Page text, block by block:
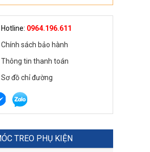
Hotline: 0964.196.611
Chính sách bảo hành
Thông tin thanh toán
Sơ đồ chỉ đường
TREO PHỤ KIỆN